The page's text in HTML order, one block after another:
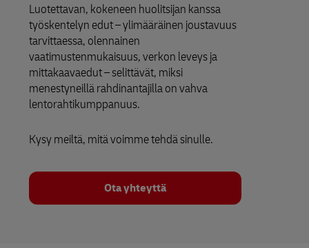
Luotettavan, kokeneen huolitsijan kanssa
työskentelyn edut – ylimääräinen joustavuus
tarvittaessa, olennainen
vaatimustenmukaisuus, verkon leveys ja
mittakaavaedut – selittävät, miksi
menestyneillä rahdinantajilla on vahva
lentorahtikumppanuus.
Kysy meiltä, mitä voimme tehdä sinulle.
Ota yhteyttä